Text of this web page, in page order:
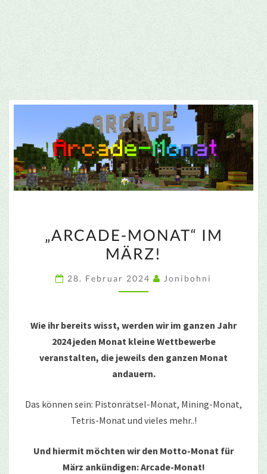
MONAT“
IM
„ARCADE-MONAT“ IM
MÄRZ!
28. Februar 2024 Jonibohni
Wie ihr bereits wisst, werden wir im ganzen Jahr
2024 jeden Monat kleine Wettbewerbe
veranstalten, die jeweils den ganzen Monat
andauern.
Das können sein: Pistonrätsel-Monat, Mining-Monat,
Tetris-Monat und vieles mehr..!
Und hiermit möchten wir den Motto-Monat für
März ankündigen: Arcade-Monat!